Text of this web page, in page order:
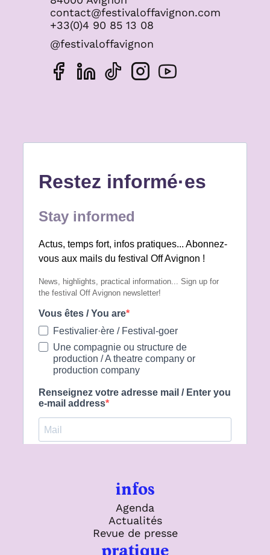
contact@festivaloffavignon.com
+33(0)4 90 85 13 08
@festivaloffavignon
infos
Agenda
Actualités
Revue de presse
pratique